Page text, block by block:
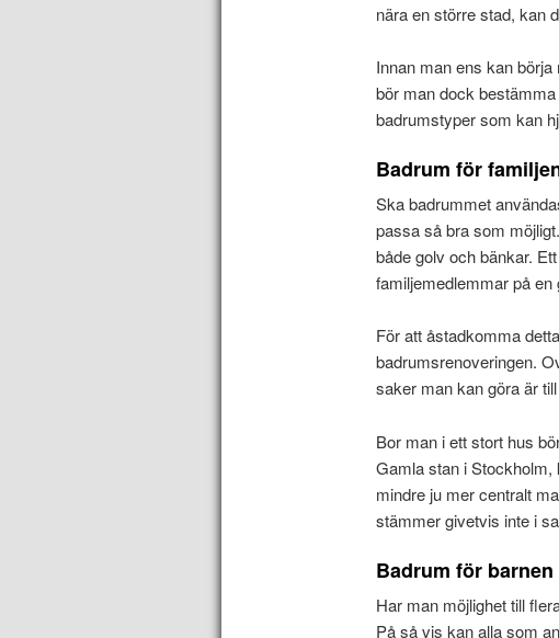
nära en större stad, kan
Innan man ens kan
bör man dock
badrumstyper som kan
Badrum för
Ska badrummet
passa så bra som
både golv och bänkar.
familjemedlemmar på en
För att åstadkomma
badrumsrenoveringen.
saker man kan göra är
Bor man i ett stort hus
Gamla stan i Stockholm,
mindre ju mer centralt
stämmer givetvis inte i
Badrum för barnen
Har man möjlighet till
På så vis kan alla som